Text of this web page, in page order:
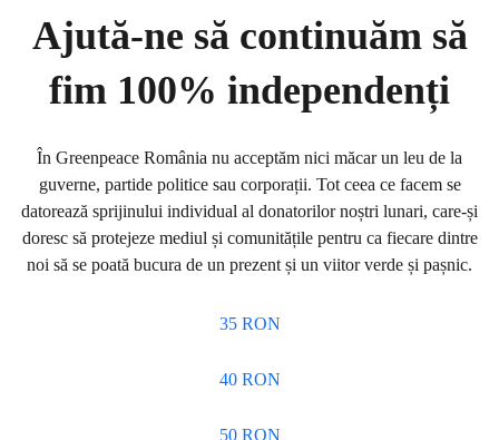
Ajută-ne să continuăm să
fim 100% independenți
În Greenpeace România nu acceptăm nici măcar un leu de la
guverne, partide politice sau corporații. Tot ceea ce facem se
datorează sprijinului individual al donatorilor noștri lunari, care-și
doresc să protejeze mediul și comunitățile pentru ca fiecare dintre
noi să se poată bucura de un prezent și un viitor verde și pașnic.
35 RON
40 RON
50 RON